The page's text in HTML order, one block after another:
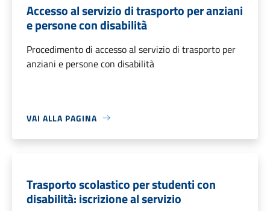
Accesso al servizio di trasporto per anziani
e persone con disabilità
Procedimento di accesso al servizio di trasporto per
anziani e persone con disabilità
VAI ALLA PAGINA
Trasporto scolastico per studenti con
disabilità: iscrizione al servizio